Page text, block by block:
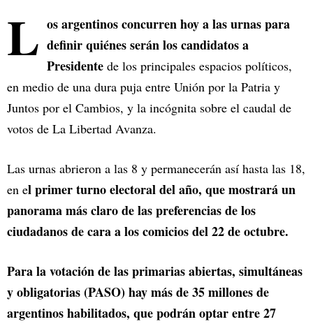
L os argentinos concurren hoy a las urnas para
definir quiénes serán los candidatos a
Presidente de los principales espacios políticos,
en medio de una dura puja entre Unión por la Patria y
Juntos por el Cambios, y la incógnita sobre el caudal de
votos de La Libertad Avanza.
Las urnas abrieron a las 8 y permanecerán así hasta las 18,
en el primer turno electoral del año, que mostrará un
panorama más claro de las preferencias de los
ciudadanos de cara a los comicios del 22 de octubre.
Para la votación de las primarias abiertas, simultáneas
y obligatorias (PASO) hay más de 35 millones de
argentinos habilitados, que podrán optar entre 27